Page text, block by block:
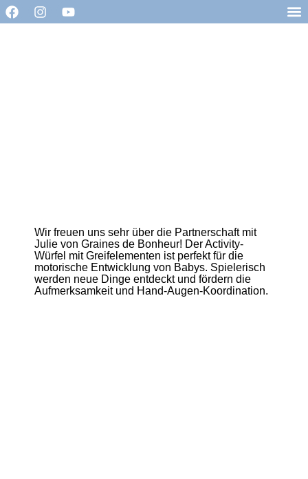
Wir freuen uns sehr über die Partnerschaft mit
Julie von Graines de Bonheur! Der Activity-
Würfel mit Greifelementen ist perfekt für die
motorische Entwicklung von Babys. Spielerisch
werden neue Dinge entdeckt und fördern die
Aufmerksamkeit und Hand-Augen-Koordination.